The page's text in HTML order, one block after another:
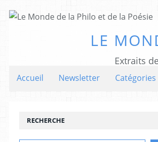
LE
Extraits
Accueil Newsletter Catégories
RECHERCHE